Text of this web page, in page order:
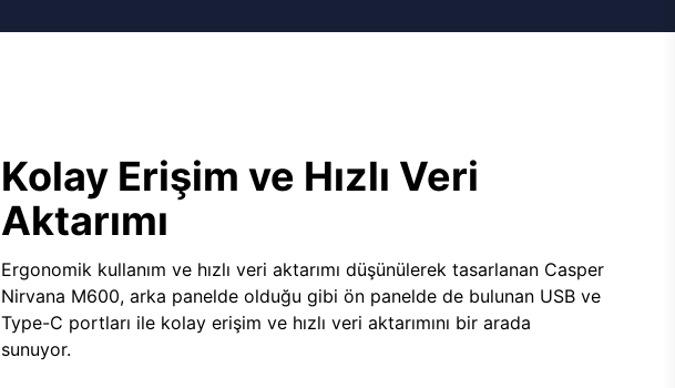
Kolay Erişim ve Hızlı Veri
Aktarımı
Ergonomik kullanım ve hızlı veri aktarımı düşünülerek tasarlanan Casper
Nirvana M600, arka panelde olduğu gibi ön panelde de bulunan USB ve
Type-C portları ile kolay erişim ve hızlı veri aktarımını bir arada
sunuyor.